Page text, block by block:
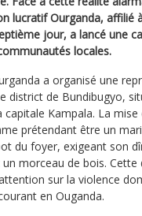
lucratif Ourganda, affilié
jour, a lancé une
locales.
a organisé une
district de Bundibugyo,
Kampala. La mise
prétendant être un
du foyer, exigeant son
morceau de bois.
sur la violence
en Ouganda.